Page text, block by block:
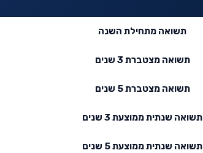
תשואה מתחילת השנה
תשואה מצטברת 3 שנים
תשואה מצטברת 5 שנים
תשואה שנתית ממוצעת 3 שנים
תשואה שנתית ממוצעת 5 שנים